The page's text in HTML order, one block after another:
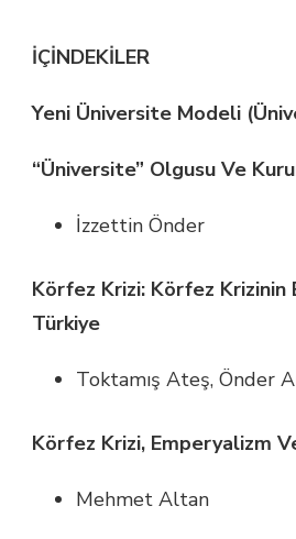
İÇİNDEKİLER
Yeni Üniversite Modeli
“Üniversite” Olgusu Ve
İzzettin Önder
Körfez Krizi: Körfez Krizinin
Türkiye
Toktamış Ateş, Önder
Körfez Krizi, Emperyalizm
Mehmet Altan